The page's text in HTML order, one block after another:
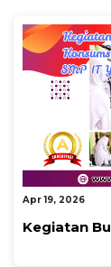
By Admin
Apr 19, 2026
Kegiatan